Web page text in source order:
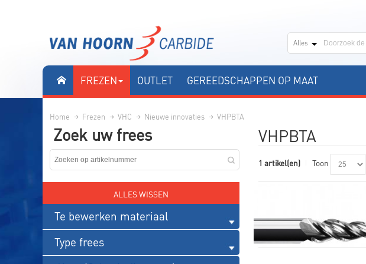
Alles
FREZEN OUTLET GEREEDSCHAPPEN OP MAAT
Home Frezen VHC Nieuwe innovaties VHPBTA
VHPBTA
1 artikel(en) Toon
Zoek uw frees
ALLES WISSEN
Te bewerken materiaal
Type frees